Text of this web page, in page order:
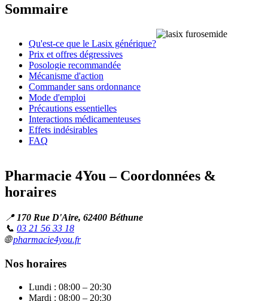
Sommaire
Qu'est-ce que le Lasix générique?
Prix et offres dégressives
Posologie recommandée
Mécanisme d'action
Commander sans ordonnance
Mode d'emploi
Précautions essentielles
Interactions médicamenteuses
Effets indésirables
FAQ
Pharmacie 4You – Coordonnées &
horaires
📍 170 Rue D'Aire, 62400 Béthune
📞 03 21 56 33 18
🌐pharmacie4you.fr
Nos horaires
Lundi : 08:00 – 20:30
Mardi : 08:00 – 20:30